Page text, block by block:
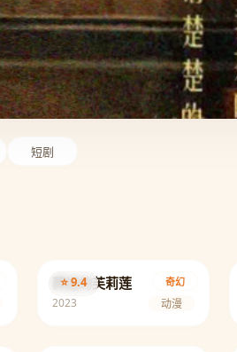
短剧
⭐ 9.4 奇幻
葬送的芙莉莲
2023 动漫